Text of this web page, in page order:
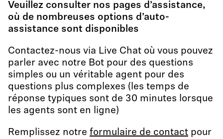
Veuillez consulter nos pages d’assistance,
où de nombreuses options d’auto-
assistance sont disponibles
Contactez-nous via Live Chat où vous pouvez
parler avec notre Bot pour des questions
simples ou un véritable agent pour des
questions plus complexes (les temps de
réponse typiques sont de 30 minutes lorsque
les agents sont en ligne)
Remplissez notre formulaire de contact pour